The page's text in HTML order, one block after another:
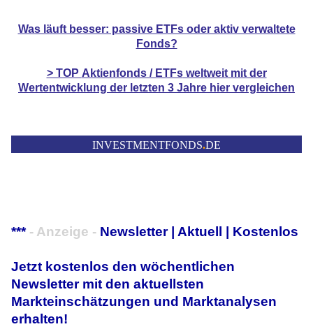
Was läuft besser: passive ETFs oder aktiv verwaltete
Fonds?
> TOP Aktienfonds / ETFsweltweit mit der
Wertentwicklung der letzten 3 Jahre hier vergleichen
INVESTMENTFONDS.DE
*** - Anzeige - Newsletter | Aktuell | Kostenlos
Jetzt kostenlos den wöchentlichen
Newsletter mit den aktuellsten
Markteinschätzungen und Marktanalysen
erhalten!